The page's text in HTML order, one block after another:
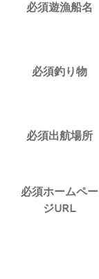
必須遊漁船名
必須釣り物
必須出航場所
必須ホームペー
ジURL